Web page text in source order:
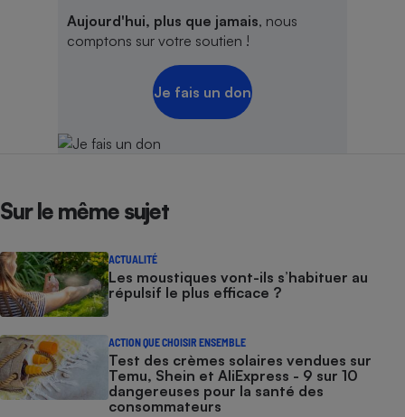
Aujourd'hui, plus que jamais, nous
comptons sur votre soutien !
Je fais un don
Sur le même sujet
ACTUALITÉ
Les moustiques vont-ils s’habituer au
répulsif le plus efficace ?
ACTION QUE CHOISIR ENSEMBLE
Test des crèmes solaires vendues sur
Temu, Shein et AliExpress - 9 sur 10
dangereuses pour la santé des
consommateurs